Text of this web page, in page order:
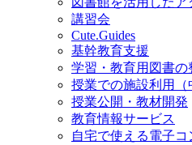
講習会
Cute.Guides
基幹教育支援
学習・教育用図書の
授業での施設利用（
授業公開・教材開発
教育情報サービス
自宅で使える電子コ